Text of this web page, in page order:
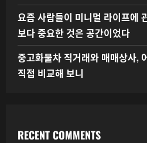
요즘 사람들이 미니멀 라이프에
보다 중요한 것은 공간이었다
중고화물차 직거래와 매매상사,
직접 비교해 보니
RECENT COMMENTS